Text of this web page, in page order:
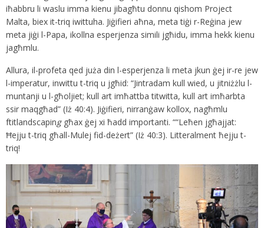
iħabbru li waslu imma kienu jibagħtu donnu qishom Project
Malta, biex it-triq iwittuha. Jiġifieri aħna, meta tiġi r-Reġina jew
meta jiġi l-Papa, ikollna esperjenza simili jgħidu, imma hekk kienu
jagħmlu.
Allura, il-profeta qed juża din l-esperjenza li meta jkun ġej ir-re jew
l-imperatur, inwittu t-triq u jgħid: “Jintradam kull wied, u jitniżżlu l-
muntanji u l-għoljiet; kull art imħattba titwitta, kull art imħarbta
ssir maqgħad” (Iż 40:4). Jiġifieri, nirranġaw kollox, nagħmlu
ftitlandscapinggħax ġej xi ħadd importanti. ““Leħen jgħajjat:
Ħejju t-triq għall-Mulej fid-deżert” (Iż 40:3). Litteralment ħejju t-
triq!